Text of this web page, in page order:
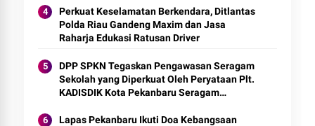
Perkuat Keselamatan Berkendara, Ditlantas
Polda Riau Gandeng Maxim dan Jasa
Raharja Edukasi Ratusan Driver
DPP SPKN Tegaskan Pengawasan Seragam
Sekolah yang Diperkuat Oleh Peryataan Plt.
KADISDIK Kota Pekanbaru Seragam
Lapas Pekanbaru Ikuti Doa Kebangsaan